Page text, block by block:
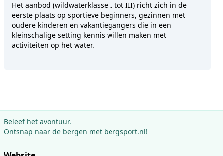
Het aanbod (wildwaterklasse I tot III) richt zich in de
eerste plaats op sportieve beginners, gezinnen met
oudere kinderen en vakantiegangers die in een
kleinschalige setting kennis willen maken met
activiteiten op het water.
Beleef het avontuur.
Ontsnap naar de bergen met bergsport.nl!